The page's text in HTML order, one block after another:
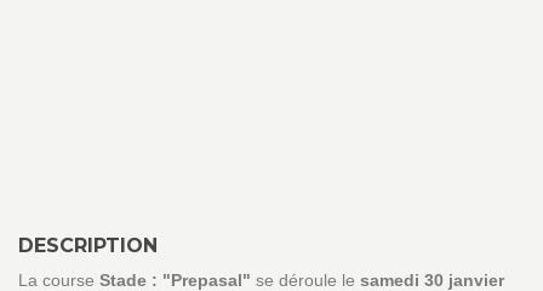
DESCRIPTION
La course Stade : "Prepasal" se déroule le samedi 30 janvier